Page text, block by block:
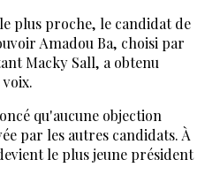
plus proche, le candidat de
Amadou Ba, choisi par
Macky Sall, a obtenu
voix.
qu'aucune objection
par les autres candidats. À
le plus jeune président